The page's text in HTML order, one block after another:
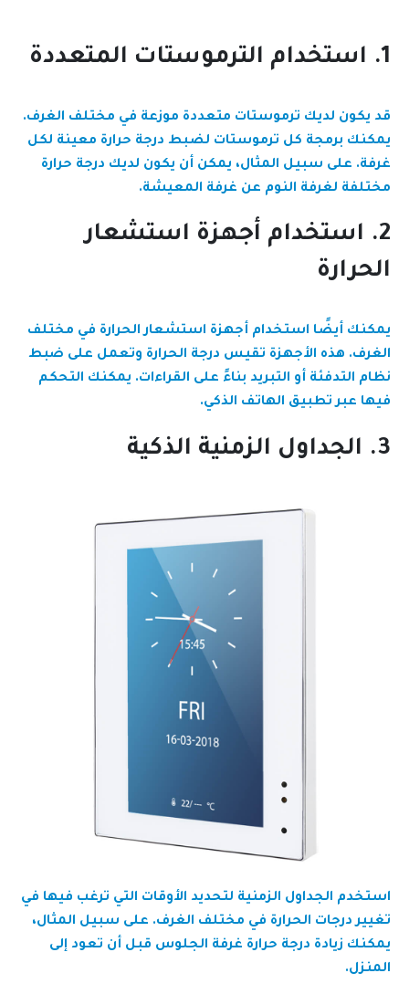
1. استخدام الترموستات المتعددة
قد يكون لديك ترموستات متعددة موزعة في مختلف الغرف.
يمكنك برمجة كل ترموستات لضبط درجة حرارة معينة لكل
غرفة. على سبيل المثال، يمكن أن يكون لديك درجة حرارة
مختلفة لغرفة النوم عن غرفة المعيشة.
2. استخدام أجهزة استشعار
الحرارة
يمكنك أيضًا استخدام أجهزة استشعار الحرارة في مختلف
الغرف. هذه الأجهزة تقيس درجة الحرارة وتعمل على ضبط
نظام التدفئة أو التبريد بناءً على القراءات. يمكنك التحكم
فيها عبر تطبيق الهاتف الذكي.
3. الجداول الزمنية الذكية
استخدم الجداول الزمنية لتحديد الأوقات التي ترغب فيها في
تغيير درجات الحرارة في مختلف الغرف. على سبيل المثال،
يمكنك زيادة درجة حرارة غرفة الجلوس قبل أن تعود إلى
المنزل.